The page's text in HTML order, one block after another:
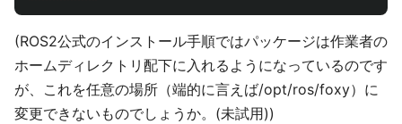
(ROS2公式のインストール手順ではパッケージは作業者の
ホームディレクトリ配下に入れるようになっているのです
が、これを任意の場所（端的に言えば/opt/ros/foxy）に
変更できないものでしょうか。(未試用))